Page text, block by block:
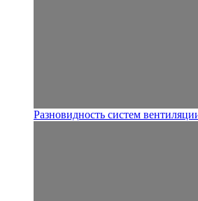
Разновидность систем